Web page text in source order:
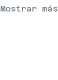
Mostrar más